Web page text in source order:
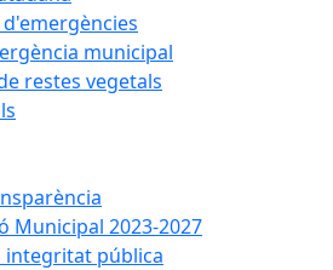
municipal
restes vegetals
Municipal 2023-2027
integritat pública